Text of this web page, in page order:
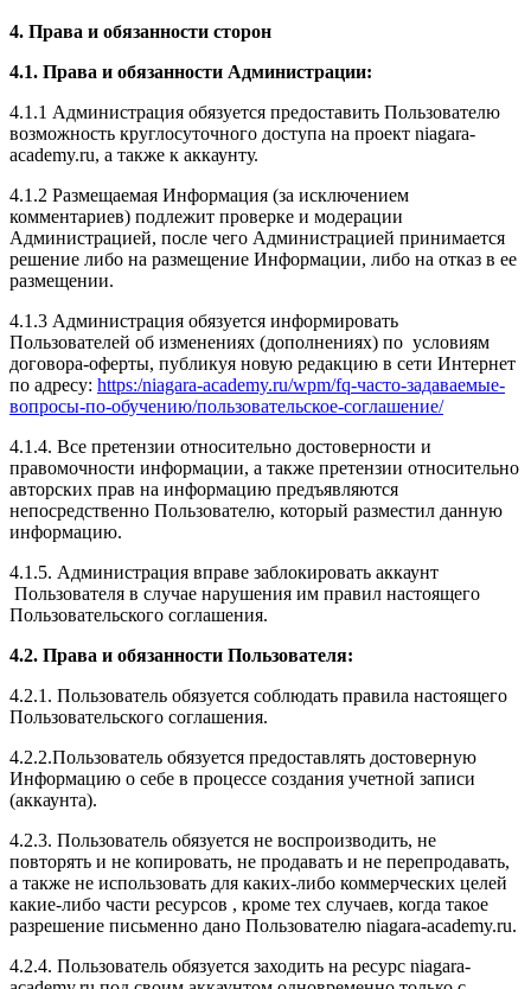
4. Права и обязанности сторон
4.1. Права и обязанности Администрации:
4.1.1 Администрация обязуется предоставить Пользователю
возможность круглосуточного доступа на проект niagara-
academy.ru, а также к аккаунту.
4.1.2 Размещаемая Информация (за исключением
комментариев) подлежит проверке и модерации
Администрацией, после чего Администрацией принимается
решение либо на размещение Информации, либо на отказ в ее
размещении.
4.1.3 Администрация обязуется информировать
Пользователей об изменениях (дополнениях) по условиям
договора-оферты, публикуя новую редакцию в сети Интернет
по адресу: https:/niagara-academy.ru/wpm/fq-часто-задаваемые-
вопросы-по-обучению/пользовательское-соглашение/
4.1.4. Все претензии относительно достоверности и
правомочности информации, а также претензии относительно
авторских прав на информацию предъявляются
непосредственно Пользователю, который разместил данную
информацию.
4.1.5. Администрация вправе заблокировать аккаунт
Пользователя в случае нарушения им правил настоящего
Пользовательского соглашения.
4.2. Права и обязанности Пользователя:
4.2.1. Пользователь обязуется соблюдать правила настоящего
Пользовательского соглашения.
4.2.2.Пользователь обязуется предоставлять достоверную
Информацию о себе в процессе создания учетной записи
(аккаунта).
4.2.3. Пользователь обязуется не воспроизводить, не
повторять и не копировать, не продавать и не перепродавать,
а также не использовать для каких-либо коммерческих целей
какие-либо части ресурсов , кроме тех случаев, когда такое
разрешение письменно дано Пользователю niagara-academy.ru.
4.2.4. Пользователь обязуется заходить на ресурс niagara-